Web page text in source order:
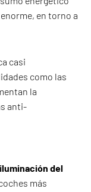
en torno a
casi
como las
la
anti-
del
más